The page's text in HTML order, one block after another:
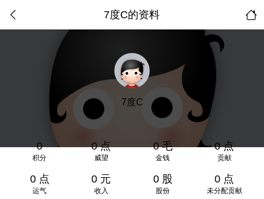
7度C的资料
7度C
0
积分
0 点
威望
0 毛
金钱
0 点
贡献
0 点
运气
0 元
收入
0 股
股份
0 点
未分配贡献